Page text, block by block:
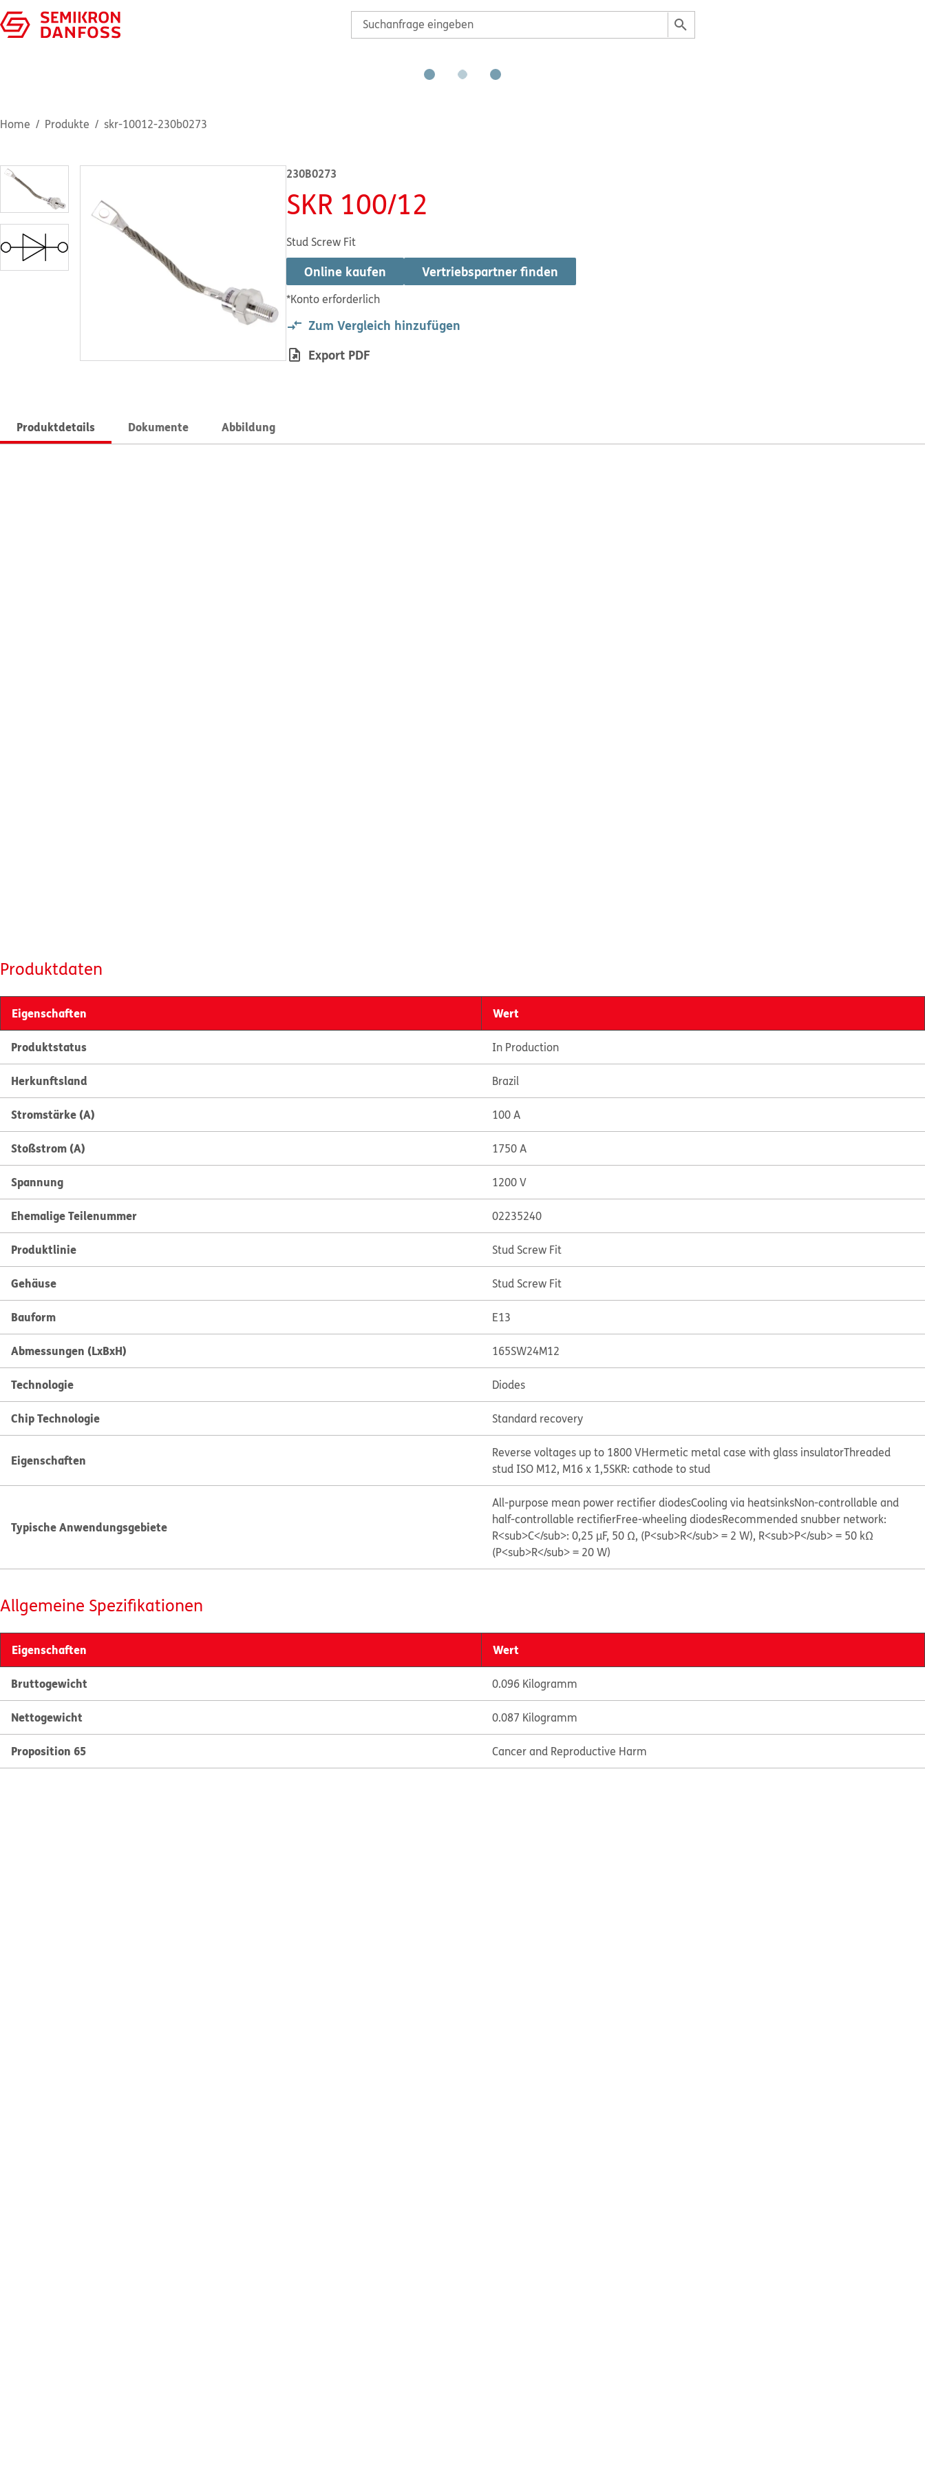
Home Produkte skr-10012-230b0273
230B0273
SKR 100/12
Stud Screw Fit
Online kaufen
*Konto erforderlich
Vertriebspartner finden
Zum Vergleich hinzufügen
Export PDF
Produktdetails Dokumente Abbildung
Produktdaten
Eigenschaften Wert
Produktstatus In Production
Herkunftsland Brazil
Stromstärke (A) 100 A
Stoßstrom (A) 1750 A
Spannung 1200 V
Ehemalige Teilenummer 02235240
Produktlinie Stud Screw Fit
Gehäuse Stud Screw Fit
Bauform E13
Abmessungen (LxBxH) 165SW24M12
Technologie Diodes
Chip Technologie Standard recovery
Eigenschaften Reverse voltages up to 1800 VHermetic metal case with glass insulatorThreaded
stud ISO M12, M16 x 1,5SKR: cathode to stud
Typische Anwendungsgebiete
All-purpose mean power rectifier diodesCooling via heatsinksNon-controllable and
half-controllable rectifierFree-wheeling diodesRecommended snubber network:
R<sub>C</sub>: 0,25 µF, 50 Ω, (P<sub>R</sub> = 2 W), R<sub>P</sub> = 50 kΩ
(P<sub>R</sub> = 20 W)
Allgemeine Spezifikationen
Eigenschaften Wert
Bruttogewicht 0.096 Kilogramm
Nettogewicht 0.087 Kilogramm
Proposition 65 Cancer and Reproductive Harm